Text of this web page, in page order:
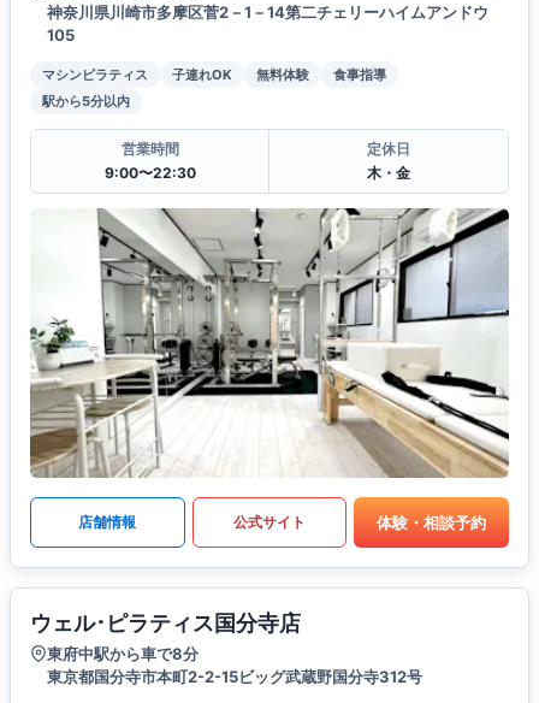
神奈川県川崎市多摩区菅2－1－14第二チェリーハイムアンドウ
105
マシンピラティス 子連れOK 無料体験
食事指導
駅から5分以内
営業時間
9:00〜22:30
定休日
木・金
店舗情報 公式サイト 体験・相談予約
ウェル･ピラティス国分寺店
東府中駅から車で8分
東京都国分寺市本町2-2-15ビッグ武蔵野国分寺312号